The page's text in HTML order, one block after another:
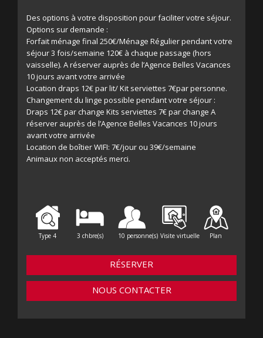
Des options à votre disposition pour faciliter votre séjour.
Options sur demande :
Forfait ménage final 250€/Ménage Régulier pendant votre
séjour 3 fois/semaine 120€ à chaque passage (hors
vaisselle). A réserver auprès de l’Agence Belles Vacances
10 jours avant votre arrivée
Location draps 12€ par lit/ Kit serviettes 7€par personne.
Changement du linge possible pendant votre séjour :
Draps 12€ par change Kits serviettes 7€ par change A
réserver auprès de l’Agence Belles Vacances 10 jours
avant votre arrivée
Location de boîtier WIFI: 7€/jour ou 39€/semaine
Animaux non acceptés merci.
Type 4 3 chbre(s) 10 personne(s) Visite virtuelle Plan
RÉSERVER
NOUS CONTACTER